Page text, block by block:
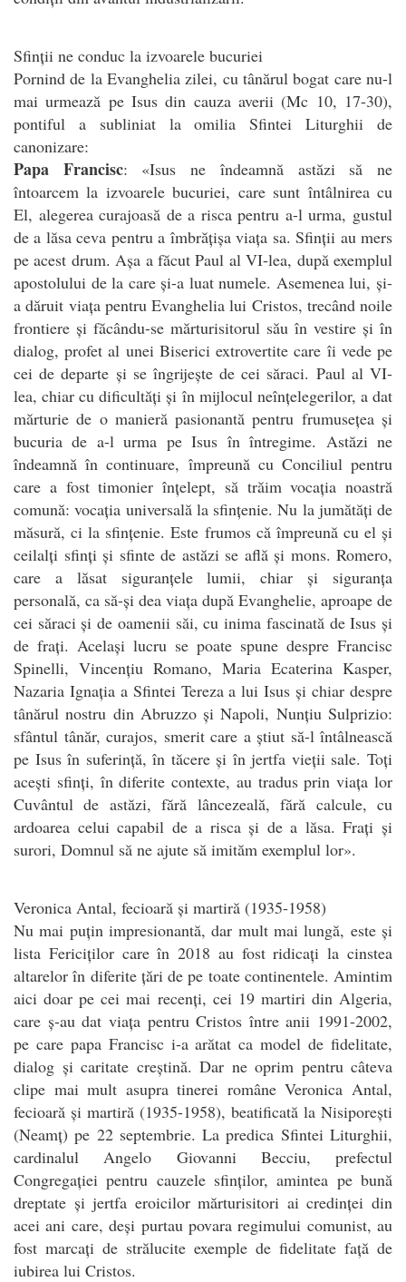
Sfinții ne conduc la izvoarele bucuriei
Pornind de la Evanghelia zilei, cu tânărul bogat care nu-l
mai urmează pe Isus din cauza averii (Mc 10, 17-30),
pontiful a subliniat la omilia Sfintei Liturghii de
canonizare:
Papa Francisc: «Isus ne îndeamnă astăzi să ne
întoarcem la izvoarele bucuriei, care sunt întâlnirea cu
El, alegerea curajoasă de a risca pentru a-l urma, gustul
de a lăsa ceva pentru a îmbrățișa viața sa. Sfinții au mers
pe acest drum. Așa a făcut Paul al VI-lea, după exemplul
apostolului de la care și-a luat numele. Asemenea lui, și-
a dăruit viața pentru Evanghelia lui Cristos, trecând noile
frontiere și făcându-se mărturisitorul său în vestire și în
dialog, profet al unei Biserici extrovertite care îi vede pe
cei de departe și se îngrijește de cei săraci. Paul al VI-
lea, chiar cu dificultăți și în mijlocul neînțelegerilor, a dat
mărturie de o manieră pasionantă pentru frumusețea și
bucuria de a-l urma pe Isus în întregime. Astăzi ne
îndeamnă în continuare, împreună cu Conciliul pentru
care a fost timonier înțelept, să trăim vocația noastră
comună: vocația universală la sfințenie. Nu la jumătăți de
măsură, ci la sfințenie. Este frumos că împreună cu el și
ceilalți sfinți și sfinte de astăzi se află și mons. Romero,
care a lăsat siguranțele lumii, chiar și siguranța
personală, ca să-și dea viața după Evanghelie, aproape de
cei săraci și de oamenii săi, cu inima fascinată de Isus și
de frați. Același lucru se poate spune despre Francisc
Spinelli, Vincențiu Romano, Maria Ecaterina Kasper,
Nazaria Ignația a Sfintei Tereza a lui Isus și chiar despre
tânărul nostru din Abruzzo și Napoli, Nunțiu Sulprizio:
sfântul tânăr, curajos, smerit care a știut să-l întâlnească
pe Isus în suferință, în tăcere și în jertfa vieții sale. Toți
acești sfinți, în diferite contexte, au tradus prin viața lor
Cuvântul de astăzi, fără lâncezeală, fără calcule, cu
ardoarea celui capabil de a risca și de a lăsa. Frați și
surori, Domnul să ne ajute să imităm exemplul lor».
Veronica Antal, fecioară și martiră (1935-1958)
Nu mai puțin impresionantă, dar mult mai lungă, este și
lista Fericiților care în 2018 au fost ridicați la cinstea
altarelor în diferite țări de pe toate continentele. Amintim
aici doar pe cei mai recenți, cei 19 martiri din Algeria,
care ș-au dat viața pentru Cristos între anii 1991-2002,
pe care papa Francisc i-a arătat ca model de fidelitate,
dialog și caritate creștină. Dar ne oprim pentru câteva
clipe mai mult asupra tinerei române Veronica Antal,
fecioară și martiră (1935-1958), beatificată la Nisiporești
(Neamț) pe 22 septembrie. La predica Sfintei Liturghii,
cardinalul Angelo Giovanni Becciu, prefectul
Congregației pentru cauzele sfinților, amintea pe bună
dreptate și jertfa eroicilor mărturisitori ai credinței din
acei ani care, deși purtau povara regimului comunist, au
fost marcați de strălucite exemple de fidelitate față de
iubirea lui Cristos.